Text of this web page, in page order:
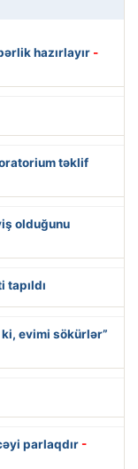
hazırlayır -
təklif
olduğunu
tapıldı
evimi sökürlər”
parlaqdır -